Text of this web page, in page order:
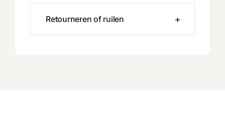
Retourneren of ruilen